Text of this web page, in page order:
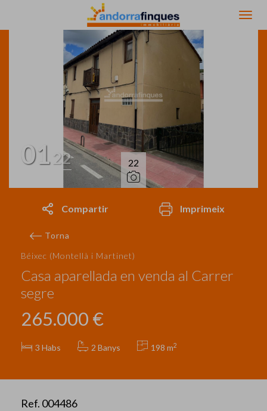
0122 22
Compartir Imprimeix
Torna
Béixec (Montellà i Martinet)
Casa aparellada en venda al Carrer
segre
265.000 €
3 Habs 2 Banys 198 m2
Ref. 004486